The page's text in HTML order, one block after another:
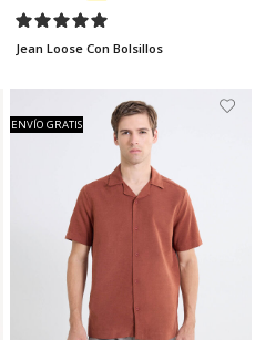
Jean Loose Con Bolsillos
ENVÍO GRATIS